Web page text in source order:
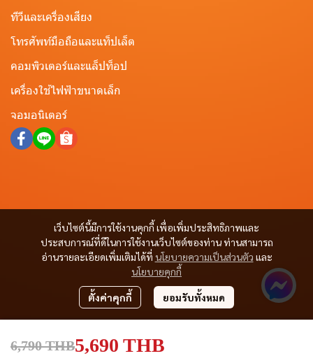
6,790 THB5,690 THB
เว็บไซต์นี้มีการใช้งานคุกกี้ เพื่อเพิ่มประสิทธิภาพและ
ประสบการณ์ที่ดีในการใช้งานเว็บไซต์ของท่าน ท่านสามารถ
อ่านรายละเอียดเพิ่มเติมได้ที่ นโยบายความเป็นส่วนตัว และ
นโยบายคุกกี้
ตั้งค่าคุกกี้ ยอมรับทั้งหมด
ทีวีและเครื่องเสียง
โทรศัพท์มือถือและแท็ปเล็ต
คอมพิวเตอร์และแล็ปท็อป
เครื่องใช้ไฟฟ้าขนาดเล็ก
จอมอนิเตอร์